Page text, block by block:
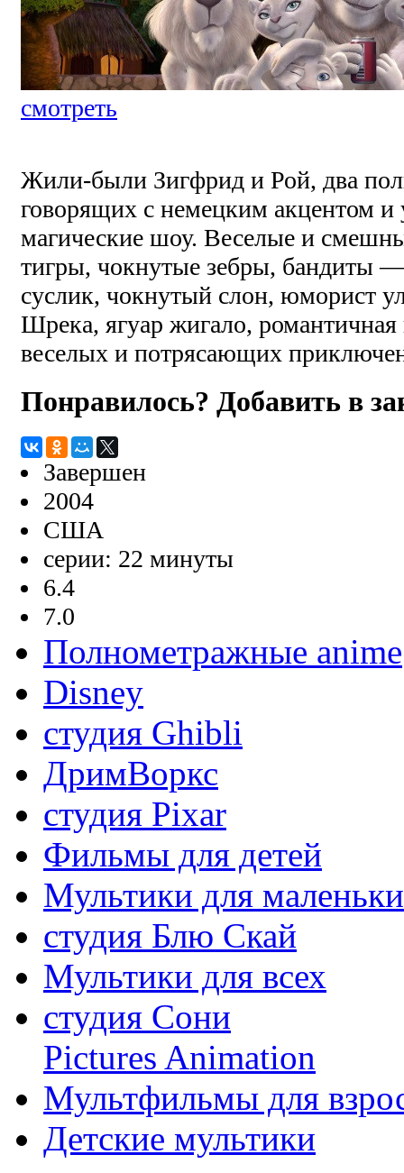
смотреть
Жили-были Зигфрид и Рой, два
говорящих с немецким акцентом
магические шоу. Веселые и
тигры, чокнутые зебры, бандиты
суслик, чокнутый слон, юморист
Шрека, ягуар жигало,
веселых и потрясающих
Понравилось? Добавить в
Завершен
2004
США
серии: 22 минуты
6.4
7.0
Полнометражные anime
Disney
студия Ghibli
ДримВоркс
студия Pixar
Фильмы для детей
Мультики для
студия Блю Скай
Мультики для всех
студия Сони
Pictures Animation
Мультфильмы для
Детские мультики